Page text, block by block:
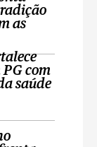
as
PG com
saúde